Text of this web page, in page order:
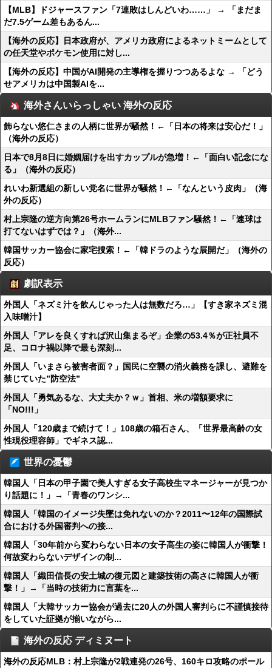
【MLB】ドジャースファン「7連敗はしんどいわ……」 → 「まだま
だ7.5ゲーム差もあるん...
【海外の反応】日本政府が、アメリカ政府によるネットミームとして
の任天堂やポケモン使用に対し...
【海外の反応】中国がAI開発の主導権を握りつつあるよな → 「どう
せアメリカは中国製AIを...
海外さんいらっしゃい 海外の反応
飾らない悠仁さまの人柄に世界が騒然！←「日本の将来は安心だ！」
（海外の反応）
日本で8月8日に婚姻届けを出すカップルが急増！←「面白い記念にな
る」（海外の反応）
れいわ新選組の新しい党名に世界が騒然！←「なんという皮肉」（海
外の反応）
村上宗隆の逆方向第26号ホームランにMLBファン騒然！←「速球は
打てないはずでは？」（海外...
韓国サッカー協会に家宅捜索！←「韓ドラのような展開だ」（海外の
反応）
劇訳表示
外国人「ネズミ汁を飲んじゃった人は無数だろ…」【すき家ネズミ混
入味噌汁】
外国人「アレを良くすれば沢山集まるぞ」企業の53.4％が正社員不
足、コロナ禍以降で最も深刻...
外国人「いまさら被害者面？」国民に空襲の消火義務を課し、避難を
禁じていた”防空法”
外国人「勇気あるな、大丈夫か？ｗ」首相、米の増額要求に
「NO!!!」
外国人「120歳まで続けて！」108歳の箱石さん、「世界最高齢の女
性現役理容師」でギネス認...
世界の憂鬱
韓国人「日本の甲子園で美人すぎる女子高校生マネージャーが見つか
り話題に！」→「青春のワンシ...
韓国人「韓国のイメージ失墜は免れないのか？2011〜12年の国際試
合における外国審判への接...
韓国人「30年前から変わらない日本の女子高生の姿に韓国人が衝撃！
何故変わらないデザインの制...
韓国人「織田信長の安土城の復元図と建築技術の高さに韓国人が衝
撃！」→「当時の技術力に言葉を...
韓国人「大韓サッカー協会が過去に20人の外国人審判らに不謹慎接待
をしていた証拠が揃いながら...
海外の反応 ディミヌート
海外の反応MLB：村上宗隆が2戦連発の26号、160キロ攻略のポール